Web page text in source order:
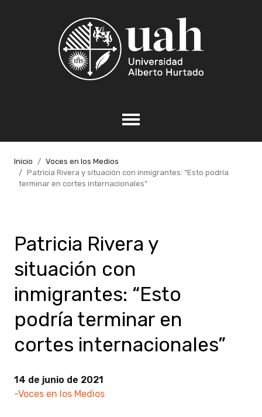
Inicio
Voces en los Medios
Patricia Rivera y situación con inmigrantes: “Esto podría
terminar en cortes internacionales”
Patricia Rivera y
situación con
inmigrantes: “Esto
podría terminar en
cortes internacionales”
14 de junio de 2021
-Voces en los Medios